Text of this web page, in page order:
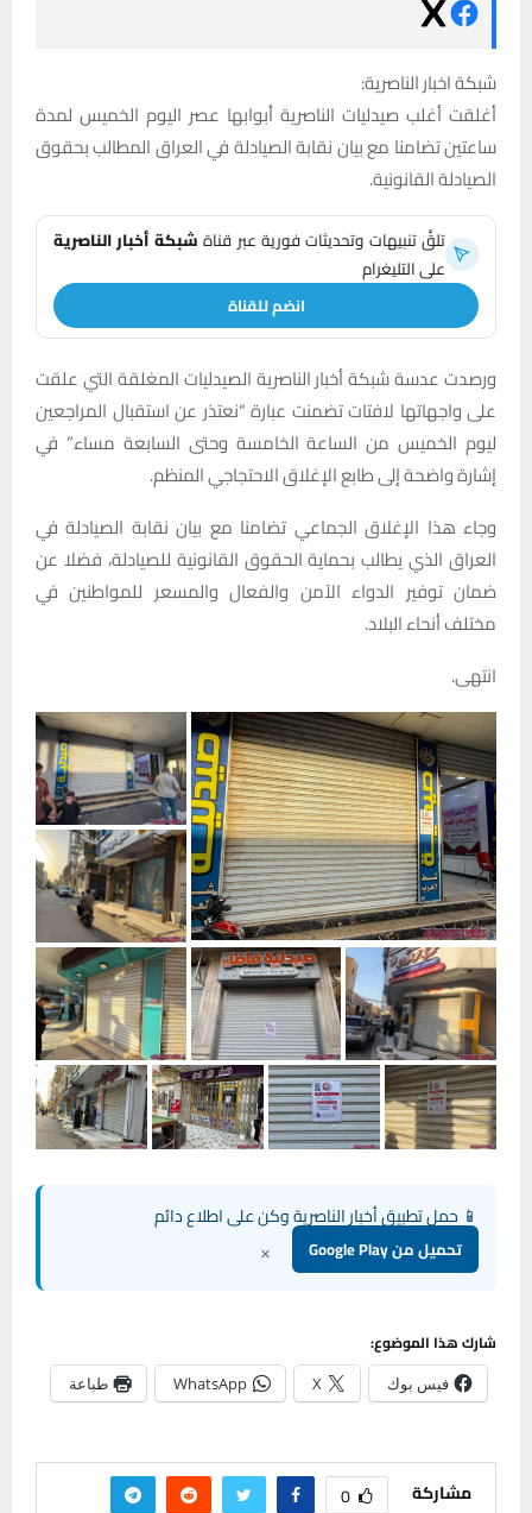
شبكة اخبار الناصرية:
أغلقت أغلب صيدليات الناصرية أبوابها عصر اليوم الخميس لمدة
ساعتين تضامنا مع بيان نقابة الصيادلة في العراق المطالب بحقوق
الصيادلة القانونية.
تلقَّ تنبيهات وتحديثات فورية عبر قناةشبكة أخبار الناصرية
على التليغرام
انضم للقناة
ورصدت عدسة شبكة أخبار الناصرية الصيدليات المغلقة التي علقت
على واجهاتها لافتات تضمنت عبارة “نعتذر عن استقبال المراجعين
ليوم الخميس من الساعة الخامسة وحتى السابعة مساء” في
إشارة واضحة إلى طابع الإغلاق الاحتجاجي المنظم.
وجاء هذا الإغلاق الجماعي تضامنا مع بيان نقابة الصيادلة في
العراق الذي يطالب بحماية الحقوق القانونية للصيادلة، فضلا عن
ضمان توفير الدواء الآمن والفعال والمسعر للمواطنين في
مختلف أنحاء البلاد.
انتهى.
📱 حمل تطبيق أخبار الناصرية وكن على اطلاع دائم
تحميل من Google Play ×
شارك هذا الموضوع:
فيس بوك X
WhatsApp طباعة
مشاركة 0